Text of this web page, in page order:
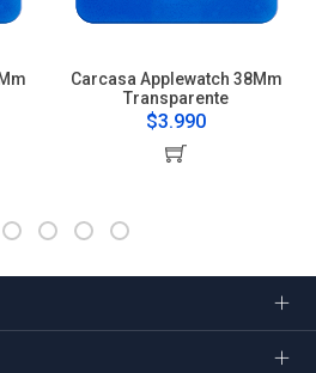
Carcasa Applewatch 38Mm
Transparente
$3.990